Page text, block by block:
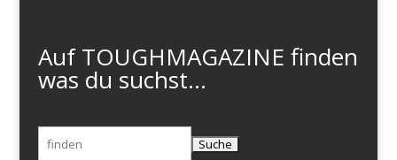
Auf TOUGHMAGAZINE finden
was du suchst...
Suchen
nach: